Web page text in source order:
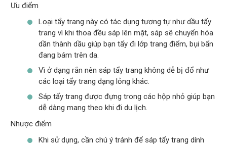
Ưu điểm
Loại tẩy trang này có tác dụng tương tự như dầu tẩy
trang vì khi thoa đều sáp lên mặt, sáp sẽ chuyển hóa
dần thành dầu giúp bạn tẩy đi lớp trang điểm, bụi bẩn
đang bám trên da.
Vì ở dạng rắn nên sáp tẩy trang không dễ bị đổ như
các loại tẩy trang dạng lỏng khác.
Sáp tẩy trang được đựng trong các hộp nhỏ giúp bạn
dễ dàng mang theo khi đi du lịch.
Nhược điểm
Khi sử dụng, cần chú ý tránh để sáp tẩy trang dính